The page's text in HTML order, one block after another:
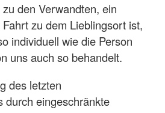
den Verwandten, ein
zu dem Lieblingsort ist,
individuell wie die Person
uns auch so behandelt.
des letzten
durch eingeschränkte